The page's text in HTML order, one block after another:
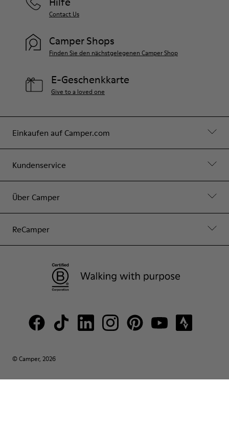
Einkaufen auf Camper.com
Kundenservice
Über Camper
ReCamper
Contact Us
Camper Shops
Finden Sie den nächstgelegenen Camper Shop
E-Geschenkkarte
Give to a loved one
© Camper, 2026